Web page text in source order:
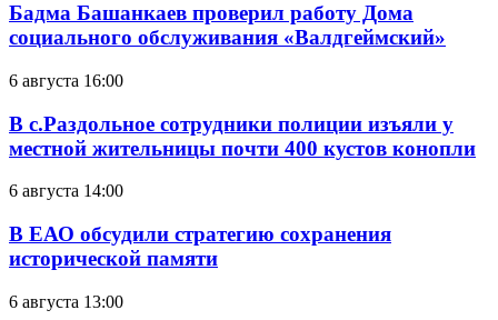
Бадма Башанкаев проверил работу Дома
социального обслуживания «Валдгеймский»
6 августа 16:00
В с.Раздольное сотрудники полиции изъяли у
местной жительницы почти 400 кустов конопли
6 августа 14:00
В ЕАО обсудили стратегию сохранения
исторической памяти
6 августа 13:00